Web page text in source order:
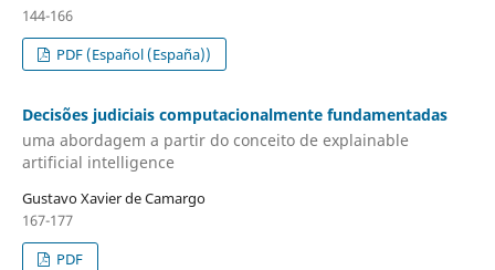
144-166
PDF (Español (España))
Decisões judiciais computacionalmente fundamentadas
uma abordagem a partir do conceito de explainable
artificial intelligence
Gustavo Xavier de Camargo
167-177
PDF